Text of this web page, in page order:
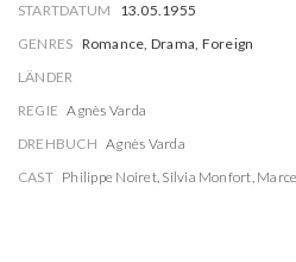
STARTDATUM
13.05.1955
GENRES Romance, Drama, Foreign
LÄNDER
REGIE Agnès Varda
DREHBUCH Agnès Varda
CAST Philippe Noiret, Silvia Monfort,